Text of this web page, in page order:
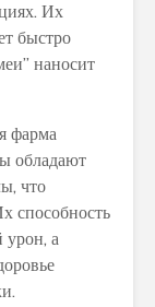
Их
быстро
наносит
фарма
обладают
что
способность
урон, а